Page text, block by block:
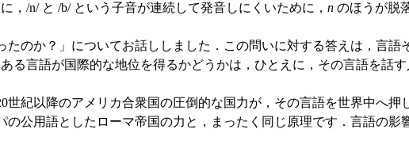
，/n/ と /b/ という子音が連続して発音しにくいために， n のほうが脱
のか？」についてお話ししました．この問いに対する答えは，言語
る言語が国際的な地位を得るかどうかは，ひとえに，その言語を話
紀以降のアメリカ合衆国の圧倒的な国力が，その言語を世界中へ押
公用語としたローマ帝国の力と，まったく同じ原理です．言語の